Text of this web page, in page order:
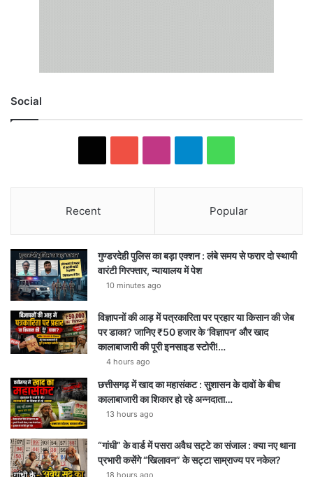
Social
Recent Popular
गुण्डरदेही पुलिस का बड़ा एक्शन : लंबे समय से फरार दो स्थायी
वारंटी गिरफ्तार, न्यायालय में पेश
10 minutes ago
विज्ञापनों की आड़ में पत्रकारिता पर प्रहार या किसान की जेब
पर डाका? जानिए ₹50 हजार के ‘विज्ञापन’ और खाद
कालाबाजारी की पूरी इनसाइड स्टोरी!…
4 hours ago
छत्तीसगढ़ में खाद का महासंकट : सुशासन के दावों के बीच
कालाबाजारी का शिकार हो रहे अन्नदाता…
13 hours ago
“गांधी” के वार्ड में पसरा अवैध सट्टे का संजाल : क्या नए थाना
प्रभारी कसेंगे “खिलावन” के सट्टा साम्राज्य पर नकेल?